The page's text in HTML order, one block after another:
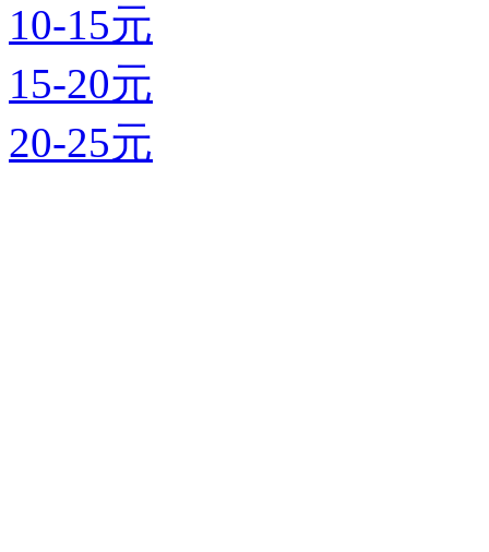
10-15元
15-20元
20-25元